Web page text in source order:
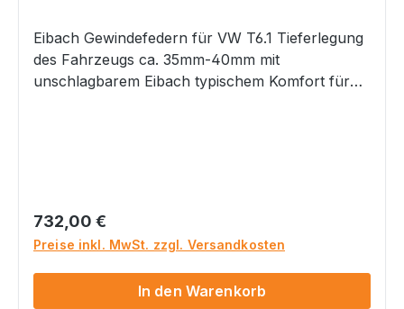
Eibach Gewindefedern für VW T6.1 Tieferlegung
des Fahrzeugs ca. 35mm-40mm mit
unschlagbarem Eibach typischem Komfort für
Federsystem Optimiertes sportliches Handling
aber typisch Eibach mit angenehm sportlich-
komfortabler Abstimmung Höchste
Dauerhaltbarkeit natürlich mit Teilegutachten
inkl. Verstellschlüssel inkl. speziellen Eibach
Regulärer Preis:
732,00 €
Preise inkl. MwSt. zzgl. Versandkosten
In den Warenkorb